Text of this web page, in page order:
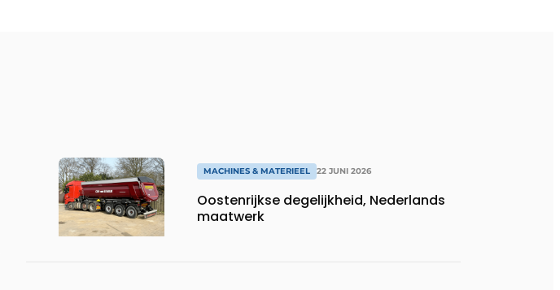
MACHINES & MATERIEEL 22 JUNI 2026
Oostenrijkse degelijkheid, Nederlands
maatwerk